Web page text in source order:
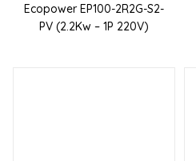
Ecopower EP100-2R2G-S2-
PV (2.2Kw – 1P 220V)